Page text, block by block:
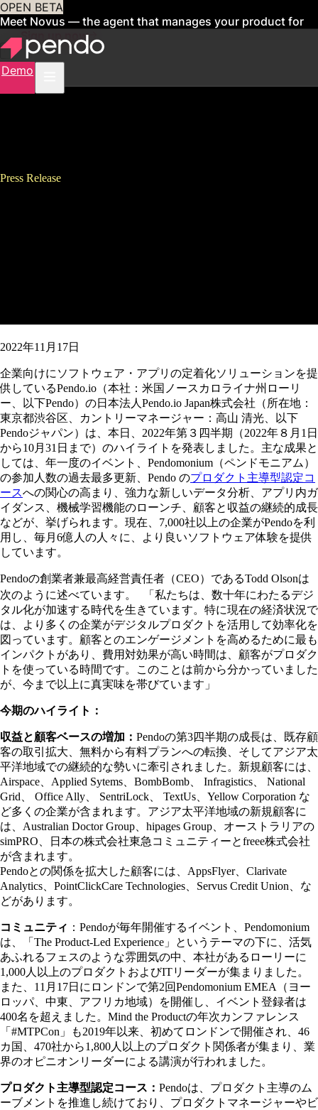
OPEN BETA
Meet Novus — the agent that manages your product for
youSign up now
Demo
Press Release
2022年11月17日
企業向けにソフトウェア・アプリの定着化ソリューションを提
供しているPendo.io（本社：米国ノースカロライナ州ローリ
ー、以下Pendo）の日本法人Pendo.io Japan株式会社（所在地：
東京都渋谷区、カントリーマネージャー：高山 清光、以下
Pendoジャパン）は、本日、2022年第３四半期（2022年８月1日
から10月31日まで）のハイライトを発表しました。主な成果と
しては、年一度のイベント、Pendomonium（ペンドモニアム）
の参加人数の過去最多更新、Pendo のプロダクト主導型認定コ
ースへの関心の高まり、強力な新しいデータ分析、アプリ内ガ
イダンス、機械学習機能のローンチ、顧客と収益の継続的成長
などが、挙げられます。現在、7,000社以上の企業がPendoを利
用し、毎月6億人の人々に、より良いソフトウェア体験を提供
しています。
Pendoの創業者兼最高経営責任者（CEO）であるTodd Olsonは
次のように述べています。 「私たちは、数十年にわたるデジ
タル化が加速する時代を生きています。特に現在の経済状況で
は、より多くの企業がデジタルプロダクトを活用して効率化を
図っています。顧客とのエンゲージメントを高めるために最も
インパクトがあり、費用対効果が高い時間は、顧客がプロダク
トを使っている時間です。このことは前から分かっていました
が、今まで以上に真実味を帯びています」
今期のハイライト：
収益と顧客ベースの増加： Pendoの第3四半期の成長は、既存顧
客の取引拡大、無料から有料プランへの転換、そしてアジア太
平洋地域での継続的な勢いに牽引されました。新規顧客には、
Airspace、Applied Sytems、BombBomb、 Infragistics、 National
Grid、 Office Ally、 SentriLock、 TextUs、Yellow Corporation な
ど多くの企業が含まれます。アジア太平洋地域の新規顧客に
は、Australian Doctor Group、hipages Group、オーストラリアの
simPRO、日本の株式会社東急コミュニティーとfreee株式会社
が含まれます。
Pendoとの関係を拡大した顧客には、AppsFlyer、Clarivate
Analytics、PointClickCare Technologies、Servus Credit Union、な
どがあります。
コミュニティ ：Pendoが毎年開催するイベント、Pendomonium
は、「The Product-Led Experience」というテーマの下に、活気
あふれるフェスのような雰囲気の中、本社があるローリーに
1,000人以上のプロダクトおよびITリーダーが集まりました。
また、11月17日にロンドンで第2回Pendomonium EMEA（ヨー
ロッパ、中東、アフリカ地域）を開催し、イベント登録者は
400名を超えました。Mind the Productの年次カンファレンス
「#MTPCon」も2019年以来、初めてロンドンで開催され、46
カ国、470社から1,800人以上のプロダクト関係者が集まり、業
界のオピニオンリーダーによる講演が行われました。
プロダクト主導型認定コース： Pendoは、プロダクト主導のム
ーブメントを推進し続けており、プロダクトマネージャーやビ